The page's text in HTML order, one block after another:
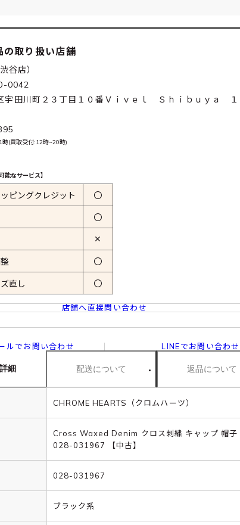
の取り扱い店舗
谷店）
0042
宇田川町２３丁目１０番Ｖｉｖｅｌ Ｓｈｉｂｕｙａ
(買取受付:12時~20時)
能なサービス】
ピングクレジット 〇
〇
✕
〇
直し 〇
店舗へ直接問い合わせ
ルでお問い合わせ LINEでお問い合わせ
細 配送について 返品について
CHROME HEARTS（クロムハーツ）
Cross Waxed Denim クロス刺繍 キャップ 帽子
028-031967 【中古】
028-031967
ブラック系